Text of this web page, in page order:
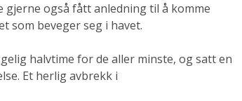
gjerne også fått anledning til å komme
som beveger seg i havet.
halvtime for de aller minste, og satt en
Et herlig avbrekk i